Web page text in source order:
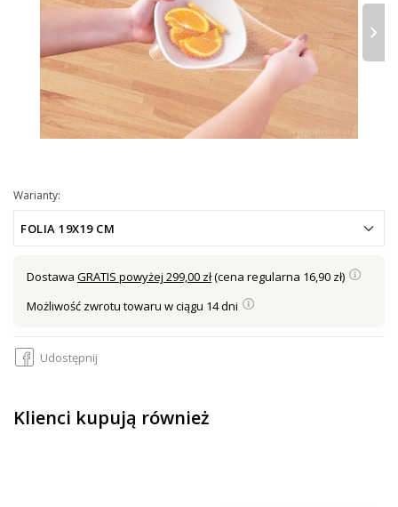
›
Warianty:
FOLIA 19X19 CM
Dostawa GRATIS powyżej 299,00 zł(cena regularna 16,90 zł)
Możliwość zwrotu towaru w ciągu 14 dni
Udostępnij
Klienci kupują również